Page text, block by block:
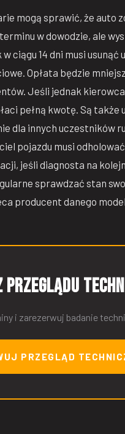
mogą sprawić, że auto
w dowodzie, ale
ciągu 14 dni musi usunąć
Opłata będzie
Jeśli jednak
pełną kwotę. Są
dla innych uczestników
pojazdu musi
jeśli diagnosta na
sprawdzać stan
producent danego
i zarezerwuj badanie
PRZEGLĄD